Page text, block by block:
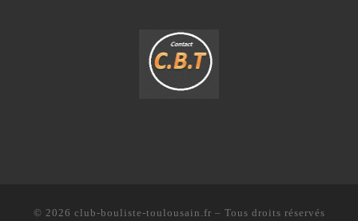
© 2026 club-bouliste-toulousain.fr – Tous droits réservés